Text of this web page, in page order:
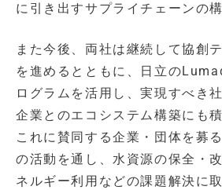
に引き出すサプライチェーンの
また今後、両社は継続して協創
を進めるとともに、日立の
ログラムを活用し、実現すべき
企業とのエコシステム構築にも
これに賛同する企業・団体を募
の活動を通し、水資源の保全・
ネルギー利用などの課題解決に